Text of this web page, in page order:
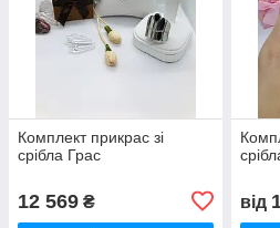
Комплект прикрас зі
срібла Грас
12 569 ₴ від